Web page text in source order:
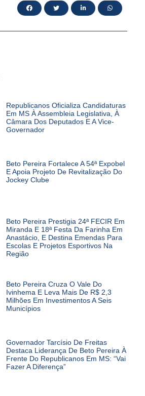
Republicanos Oficializa Candidaturas
Em MS À Assembleia Legislativa, À
Câmara Dos Deputados E A Vice-
Governador
Beto Pereira Fortalece A 54ª Expobel
E Apoia Projeto De Revitalização Do
Jockey Clube
Beto Pereira Prestigia 24ª FECIR Em
Miranda E 18ª Festa Da Farinha Em
Anastácio, E Destina Emendas Para
Escolas E Projetos Esportivos Na
Região
Beto Pereira Cruza O Vale Do
Ivinhema E Leva Mais De R$ 2,3
Milhões Em Investimentos A Seis
Municípios
Governador Tarcísio De Freitas
Destaca Liderança De Beto Pereira À
Frente Do Republicanos Em MS: “Vai
Fazer A Diferença”